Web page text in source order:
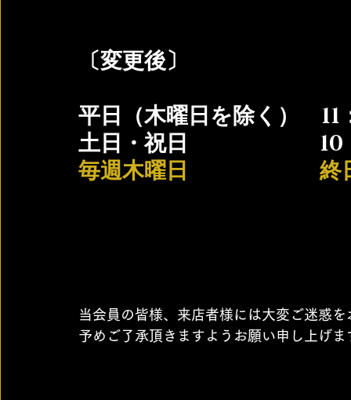
〔変更後〕
平日（木曜日を除く）　
土日・祝日　　　　　　
毎週木曜日　　　　　　
当会員の皆様、来店者様には大変ご迷惑
予めご了承頂きますようお願い申し上げま